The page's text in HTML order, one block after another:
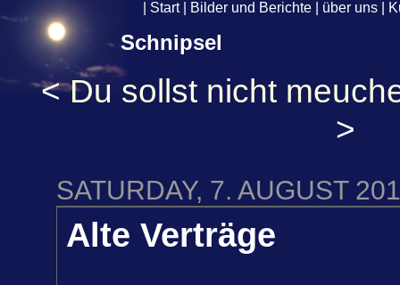
Start| Bilder und Berichte über uns
Schnipsel
< Du sollst nicht
>
SATURDAY, 7. AUGUST
Alte Verträge